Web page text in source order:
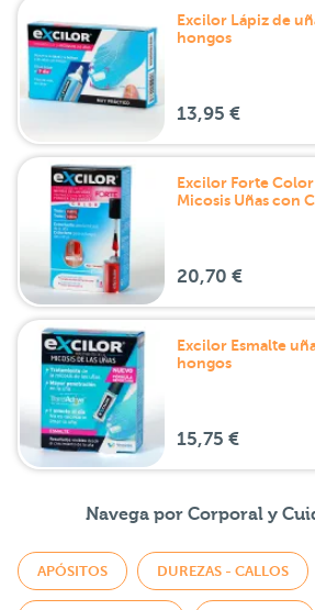
Excilor Lápiz de
hongos
13,95 €
Excilor Forte
Micosis Uñas con
20,70 €
Excilor Esmalte
hongos
15,75 €
Navega por Corporal y
APÓSITOS DUREZAS - CALLOS